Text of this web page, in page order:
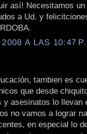
así! Necesitamos
a Ud. y
A LAS 10:47
tambien es
que desde
y asesinatos lo llevan
no vamos a lograr
en especial lo